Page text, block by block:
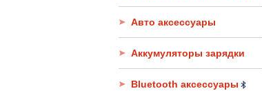
Авто аксессуары
Аккумуляторы зарядки
Bluetooth аксессуары